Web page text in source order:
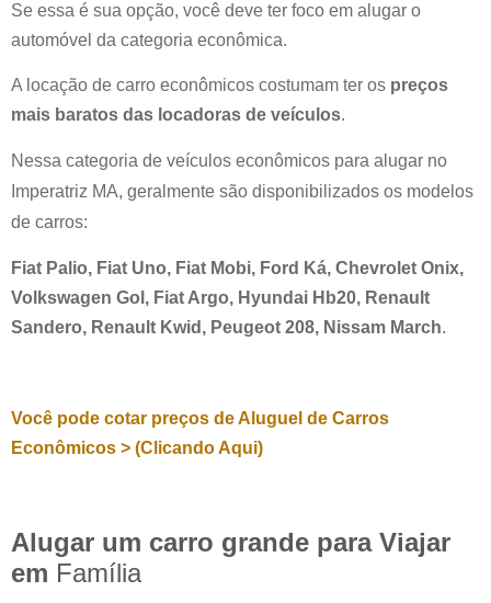
Se essa é sua opção, você deve ter foco em alugar o
automóvel da categoria econômica.
A locação de carro econômicos costumam ter os preços
mais baratos das locadoras de veículos.
Nessa categoria de veículos econômicos para alugar no
Imperatriz MA, geralmente são disponibilizados os modelos
de carros:
Fiat Palio, Fiat Uno, Fiat Mobi, Ford Ká, Chevrolet Onix,
Volkswagen Gol, Fiat Argo, Hyundai Hb20, Renault
Sandero, Renault Kwid, Peugeot 208, Nissam March.
Você pode cotar preços de Aluguel de Carros
Econômicos > (Clicando Aqui)
Alugar um carro grande para Viajar
em Família